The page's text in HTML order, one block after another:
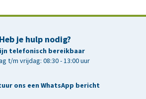
Heb je hulp nodig?
telefonisch bereikbaar
t/m vrijdag: 08:30 - 13:00 uur
ons een WhatsApp bericht